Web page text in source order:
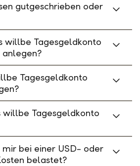
gutgeschrieben oder
willbe Tagesgeldkonto
Tagesgeldkonto
willbe Tagesgeldkonto
bei einer USD- oder
belastet?